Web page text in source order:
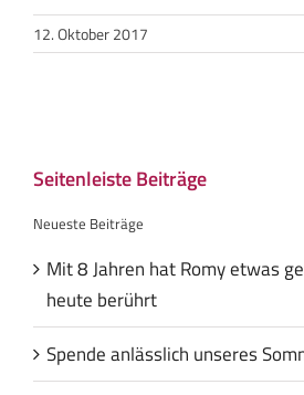
12. Oktober 2017
Seitenleiste Beiträge
Neueste Beiträge
Mit 8 Jahren hat Romy etwas
heute berührt
Spende anlässlich unseres